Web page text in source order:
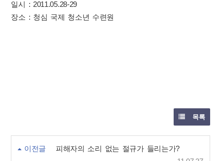
일시 : 2011.05.28-29
장소 : 청심 국제 청소년 수련원
목록
이전글
피해자의 소리 없는 절규가 들리는가?